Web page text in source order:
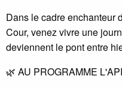
Dans le cadre enchanteur
Cour, venez vivre une
deviennent le pont entre
🌿 AU PROGRAMME